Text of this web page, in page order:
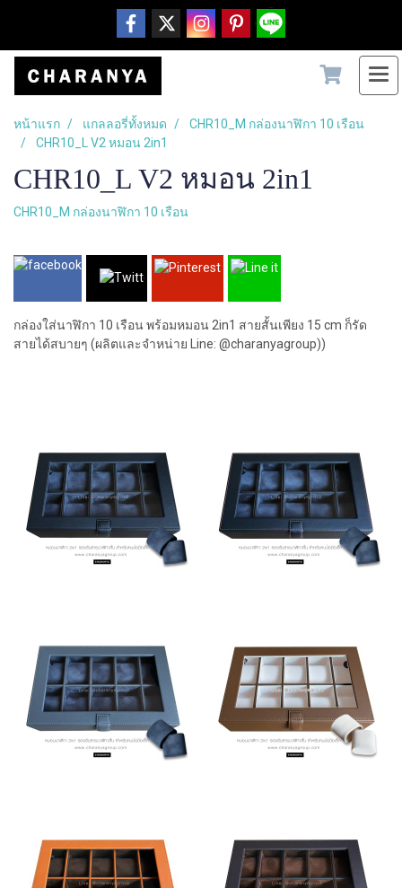
หน้าแรก แกลลอรี่ทั้งหมด
CHR10_M กล่องนาฬิกา 10 เรือน
CHR10_L V2 หมอน 2in1
CHR10_L V2 หมอน 2in1
CHR10_M กล่องนาฬิกา 10 เรือน
กล่องใส่นาฬิกา 10 เรือน พร้อมหมอน 2in1 สายสั้นเพียง 15 cm ก็รัด
สายได้สบายๆ (ผลิตและจำหน่าย Line: @charanyagroup))